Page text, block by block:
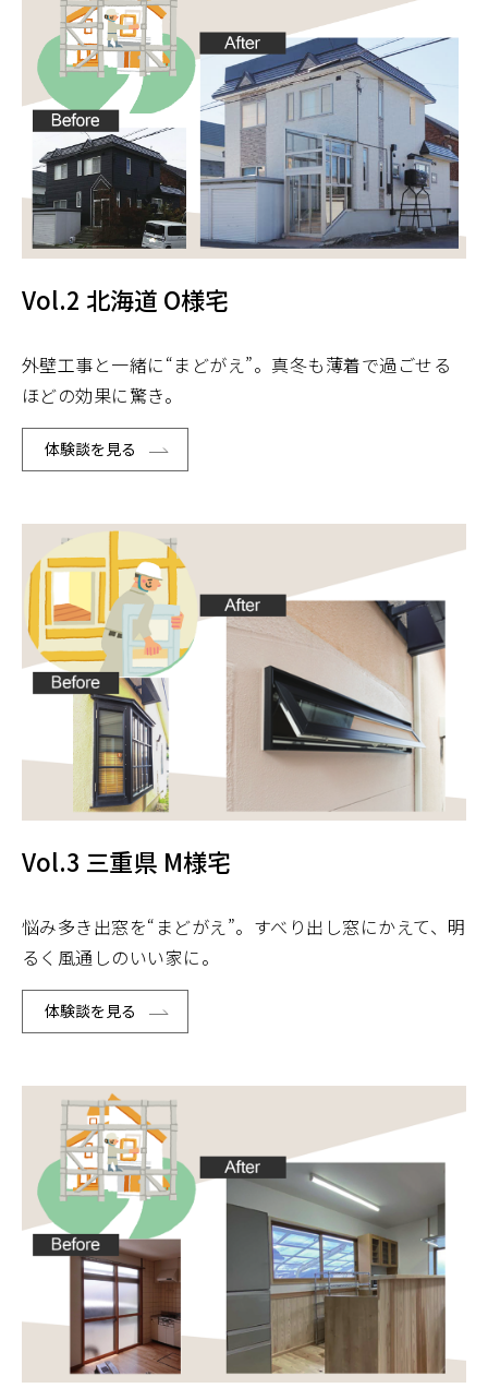
Vol.2 北海道 O様宅
外壁工事と一緒に“まどがえ”。真冬も薄着で過ごせる
ほどの効果に驚き。
体験談を見る
Vol.3 三重県 M様宅
悩み多き出窓を“まどがえ”。すべり出し窓にかえて、明
るく風通しのいい家に。
体験談を見る